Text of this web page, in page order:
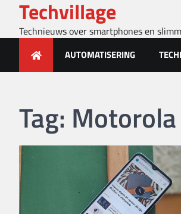
content
Techvillage
Technieuws over smartphones en
AUTOMATISERING
Tag: Motorola